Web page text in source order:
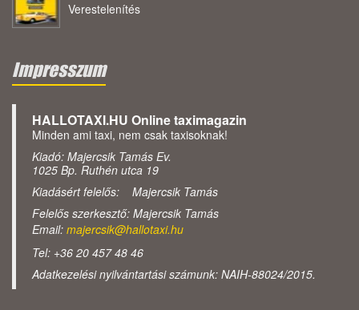
Verestelenítés
Impresszum
HALLOTAXI.HU Online taximagazin
Minden ami taxi, nem csak taxisoknak!
Kiadó: Majercsik Tamás Ev.
1025 Bp. Ruthén utca 19
Kiadásért felelős: Majercsik Tamás
Felelős szerkesztő: Majercsik Tamás
Email: majercsik@hallotaxi.hu
Tel: +36 20 457 48 46
Adatkezelési nyilvántartási számunk: NAIH-88024/2015.